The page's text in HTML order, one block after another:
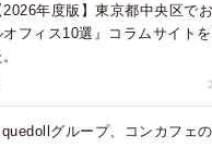
2026年度版】東京都中央区で
オフィス10選』コラムサイト
グループ、コンカフェの